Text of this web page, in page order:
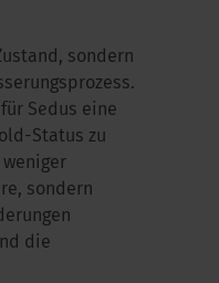
sondern
Sedus eine
Status zu
sondern
die